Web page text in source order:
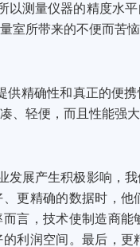
以测量仪器的精度水
室所带来的不便而苦
供精确性和真正的便
、轻便，而且性能强
发展产生积极影响，
更精确的数据时，
言，技术使制造商
利润空间。最后，